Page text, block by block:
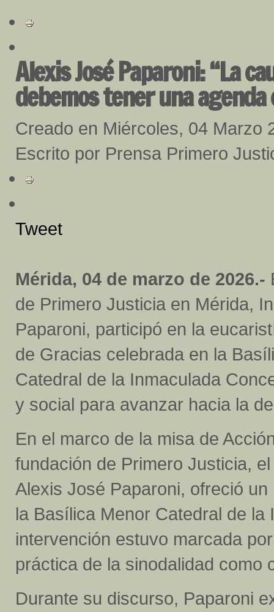
Alexis José Paparoni: “La
debemos tener una
Creado en Miércoles, 04 Marzo
Escrito por Prensa Primero
Tweet
Mérida, 04 de marzo de 2026.-
de Primero Justicia en Mérida,
Paparoni, participó en la
de Gracias celebrada en la
Catedral de la Inmaculada
y social para avanzar hacia la
En el marco de la misa de
fundación de Primero Justicia,
Alexis José Paparoni, ofreció
la Basílica Menor Catedral de
intervención estuvo marcada
práctica de la sinodalidad como
Durante su discurso, Paparoni